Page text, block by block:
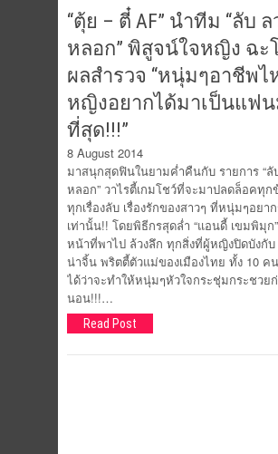
“ตุ้ย – ตี๋ AF” นำทีม “ลับ ล
หลอก” พิสูจน์ใจหญิง ฉะ
ผลสำรวจ “หนุ่มๆอาชีพไ
หญิงอยากได้มาเป็นแฟ
ที่สุด!!!”
8 August 2014
มาสนุกสุดฟินในยามค่ำคืนกับ รายการ “ลั
หลอก” วาไรตี้เกมโชว์ที่จะมาปลดล็อคทุก
ทุกเรื่องลับ เรื่องรักของสาวๆ ที่หนุ่มๆอยา
เท่านั้น!! โดยพิธีกรสุดล่ำ “แอนดี้ เขมพิมุก
หน้าที่พาไป ล้วงลึก ทุกสิ่งที่ผู้หญิงปิดบังกับ
น่าจิ้น พริตตี้ตัวแม่ของเมืองไทย ทั้ง 10 ค
ได้ว่าจะทำให้หนุ่มๆหัวใจกระชุ่มกระชวย
นอน!!!…
Read Post